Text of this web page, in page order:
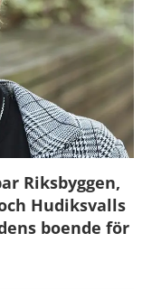
Riksbyggen,
Hudiksvalls
boende för